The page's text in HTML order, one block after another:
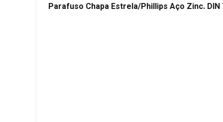
Parafuso Chapa Estrela/Phillips Aço Zinc. DIN